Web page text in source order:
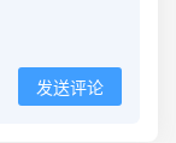
发送评论